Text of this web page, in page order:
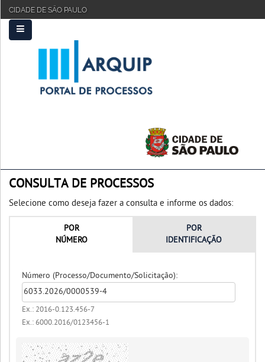
CIDADE DE SÃO PAULO
CONSULTA DE PROCESSOS
Selecione como deseja fazer a consulta e informe os dados:
POR
NÚMERO
POR
IDENTIFICAÇÃO
Número (Processo/Documento/Solicitação):
Ex.: 2016-0.123.456-7
Ex.: 6000.2016/0123456-1
PRINCIPAL
FAQ